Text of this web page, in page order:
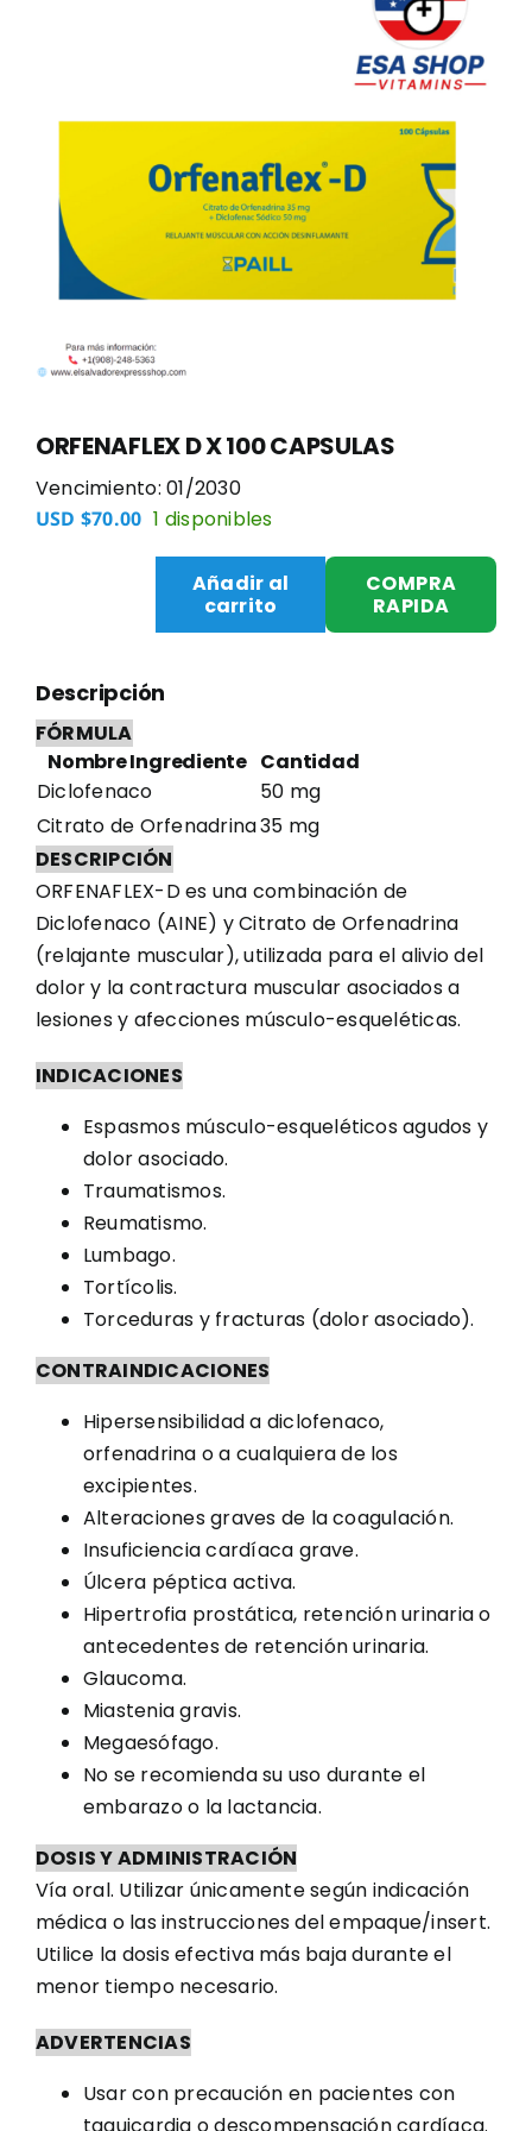
ORFENAFLEX D X 100 CAPSULAS
Vencimiento: 01/2030
USD $70.00 1 disponibles
ORFENAFLEX
100
CAPSULAS
cantidad
Añadir al
carrito
COMPRA
RAPIDA
Descripción
FÓRMULA
Nombre Ingrediente Cantidad
Diclofenaco
50 mg
Citrato de Orfenadrina35 mg
DESCRIPCIÓN
ORFENAFLEX-D es una combinación de
Diclofenaco (AINE) y Citrato de Orfenadrina
(relajante muscular), utilizada para el alivio del
dolor y la contractura muscular asociados a
lesiones y afecciones músculo-esqueléticas.
INDICACIONES
Espasmos músculo-esqueléticos agudos y
dolor asociado.
Traumatismos.
Reumatismo.
Lumbago.
Tortícolis.
Torceduras y fracturas (dolor asociado).
CONTRAINDICACIONES
Hipersensibilidad a diclofenaco,
orfenadrina o a cualquiera de los
excipientes.
Alteraciones graves de la coagulación.
Insuficiencia cardíaca grave.
Úlcera péptica activa.
Hipertrofia prostática, retención urinaria o
antecedentes de retención urinaria.
Glaucoma.
Miastenia gravis.
Megaesófago.
No se recomienda su uso durante el
embarazo o la lactancia.
DOSIS Y ADMINISTRACIÓN
Vía oral. Utilizar únicamente según indicación
médica o las instrucciones del empaque/insert.
Utilice la dosis efectiva más baja durante el
menor tiempo necesario.
ADVERTENCIAS
Usar con precaución en pacientes con
taquicardia o descompensación cardíaca.